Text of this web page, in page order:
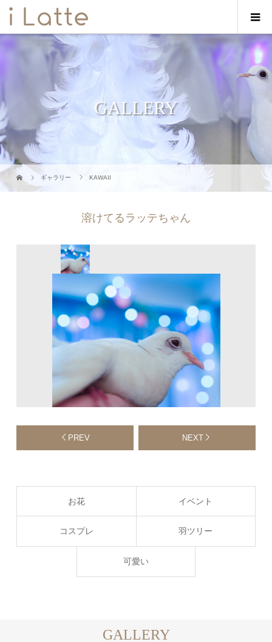
GALLERY
ギャラリー KAWAII
溶けてるラッテちゃん
PREV NEXT
お花 イベント
コスプレ 羽ツリー
可愛い
GALLERY